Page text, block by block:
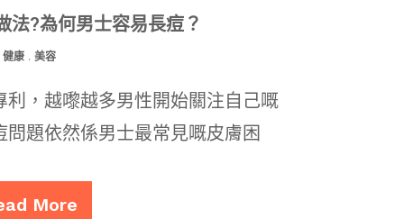
法?為何男士容易長痘？
健康 . 美容
，越嚟越多男性開始關注自己嘅
題依然係男士最常見嘅皮膚困
More